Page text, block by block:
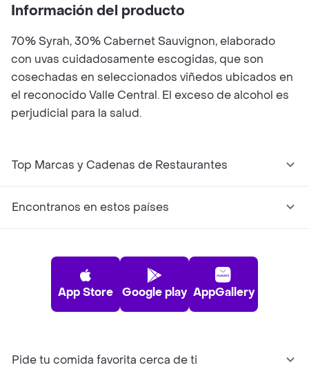
Información del producto
70% Syrah, 30% Cabernet Sauvignon, elaborado
con uvas cuidadosamente escogidas, que son
cosechadas en seleccionados viñedos ubicados en
el reconocido Valle Central. El exceso de alcohol es
perjudicial para la salud.
Top Marcas y Cadenas de Restaurantes
Encontranos en estos países
App Store Google play AppGallery
Pide tu comida favorita cerca de ti